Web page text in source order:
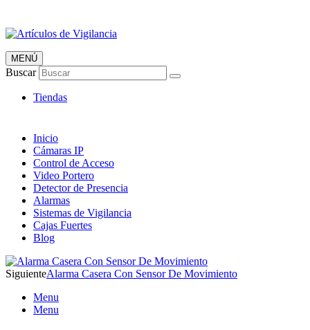
Artículos de Vigilancia
Envió 24/7!!!
MENÚ
Buscar
Tiendas
Inicio
Cámaras IP
Control de Acceso
Video Portero
Detector de Presencia
Alarmas
Sistemas de Vigilancia
Cajas Fuertes
Blog
SiguienteAlarma Casera Con Sensor De Movimiento
Menu
Menu